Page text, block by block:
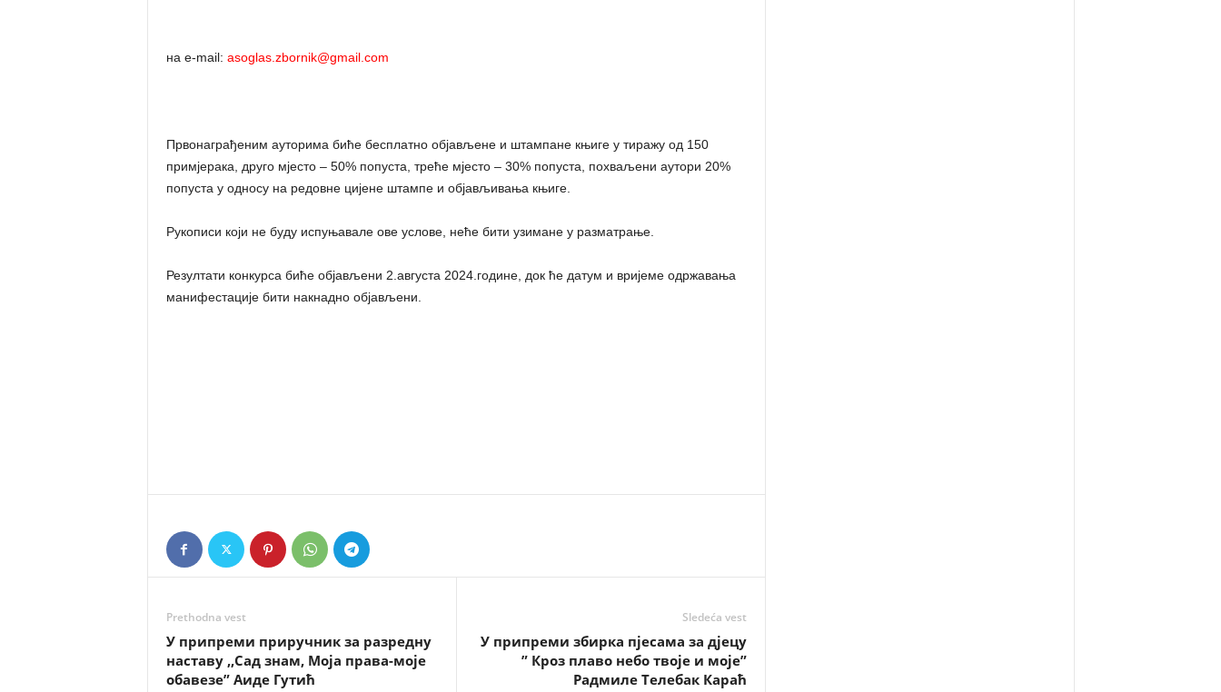
на e-mail: asoglas.zbornik@gmail.com
Првонаграђеним ауторима биће бесплатно објављене и штампане књиге у тиражу од 150
примјерака, друго мјесто – 50% попуста, треће мјесто – 30% попуста, похваљени аутори 20%
попуста у односу на редовне цијене штампе и објављивања књиге.
Рукописи који не буду испуњавале ове услове, неће бити узимане у разматрање.
Резултати конкурса биће објављени 2.августа 2024.године, док ће датум и вријеме одржавања
манифестације бити накнадно објављени.
Prethodna vest
У припреми приручник за разредну
наставу ,,Сад знам, Моја права-моје
обавезе” Аиде Гутић
Sledeća vest
У припреми збирка пјесама за дјецу
” Кроз плаво небо твоје и моје”
Радмиле Телебак Караћ